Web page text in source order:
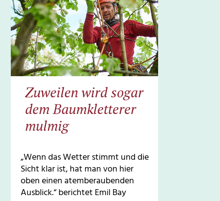
Zuweilen wird sogar
dem Baumkletterer
mulmig
„Wenn das Wetter stimmt und die
Sicht klar ist, hat man von hier
oben einen atemberaubenden
Ausblick.“ berichtet Emil Bay